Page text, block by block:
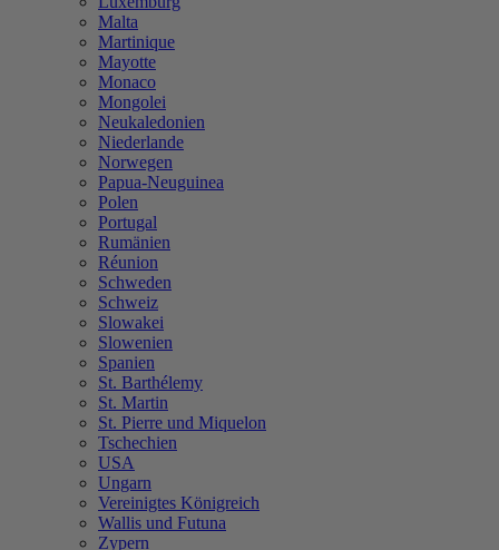
Malta
Martinique
Mayotte
Monaco
Mongolei
Neukaledonien
Niederlande
Norwegen
Papua-Neuguinea
Polen
Portugal
Rumänien
Réunion
Schweden
Schweiz
Slowakei
Slowenien
Spanien
St. Barthélemy
St. Martin
St. Pierre und Miquelon
Tschechien
USA
Ungarn
Vereinigtes Königreich
Wallis und Futuna
Zypern